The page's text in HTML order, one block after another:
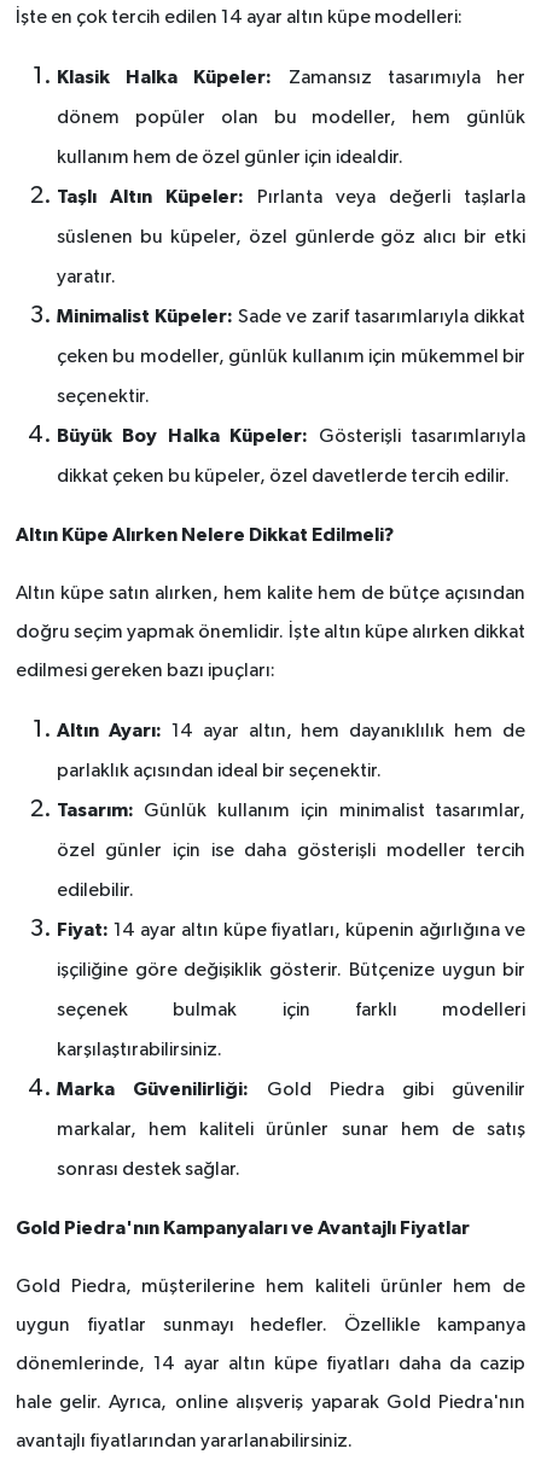
İşte en çok tercih edilen 14 ayar altın küpe modelleri:
Klasik Halka Küpeler: Zamansız tasarımıyla her
dönem popüler olan bu modeller, hem günlük
kullanım hem de özel günler için idealdir.
Taşlı Altın Küpeler: Pırlanta veya değerli taşlarla
süslenen bu küpeler, özel günlerde göz alıcı bir etki
yaratır.
Minimalist Küpeler: Sade ve zarif tasarımlarıyla dikkat
çeken bu modeller, günlük kullanım için mükemmel bir
seçenektir.
Büyük Boy Halka Küpeler: Gösterişli tasarımlarıyla
dikkat çeken bu küpeler, özel davetlerde tercih edilir.
Altın Küpe Alırken Nelere Dikkat Edilmeli?
Altın küpe satın alırken, hem kalite hem de bütçe açısından
doğru seçim yapmak önemlidir. İşte altın küpe alırken dikkat
edilmesi gereken bazı ipuçları:
Altın Ayarı: 14 ayar altın, hem dayanıklılık hem de
parlaklık açısından ideal bir seçenektir.
Tasarım: Günlük kullanım için minimalist tasarımlar,
özel günler için ise daha gösterişli modeller tercih
edilebilir.
Fiyat: 14 ayar altın küpe fiyatları, küpenin ağırlığına ve
işçiliğine göre değişiklik gösterir. Bütçenize uygun bir
seçenek bulmak için farklı modelleri
karşılaştırabilirsiniz.
Marka Güvenilirliği: Gold Piedra gibi güvenilir
markalar, hem kaliteli ürünler sunar hem de satış
sonrası destek sağlar.
Gold Piedra'nın Kampanyaları ve Avantajlı Fiyatlar
Gold Piedra, müşterilerine hem kaliteli ürünler hem de
uygun fiyatlar sunmayı hedefler. Özellikle kampanya
dönemlerinde, 14 ayar altın küpe fiyatları daha da cazip
hale gelir. Ayrıca, online al ışveriş yaparak Gold Piedra'nın
avantajlı fiyatlarından yararlanabilirsiniz.